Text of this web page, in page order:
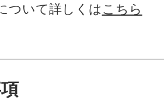
ついて詳しくは こちら